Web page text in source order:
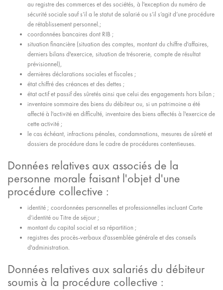
au registre des commerces et des sociétés, à l'exception du numéro de
sécurité sociale sauf s’il a le statut de salarié ou s’il s’agit d’une procédure
de rétablissement personnel.;
coordonnées bancaires dont RIB ;
situation financière (situation des comptes, montant du chiffre d'affaires,
derniers bilans d'exercice, situation de trésorerie, compte de résultat
prévisionnel),
dernières déclarations sociales et fiscales ;
état chiffré des créances et des dettes ;
état actif et passif des sûretés ainsi que celui des engagements hors bilan ;
inventaire sommaire des biens du débiteur ou, si un patrimoine a été
affecté à l'activité en difficulté, inventaire des biens affectés à l'exercice de
cette activité ;
le cas échéant, infractions pénales, condamnations, mesures de sûreté et
dossiers de procédure dans le cadre de procédures contentieuses.
Données relatives aux associés de la
personne morale faisant l'objet d'une
procédure collective :
identité ; coordonnées personnelles et professionnelles incluant Carte
d’identité ou Titre de séjour ;
montant du capital social et sa répartition ;
registres des procès-verbaux d'assemblée générale et des conseils
d'administration.
Données relatives aux salariés du débiteur
soumis à la procédure collective :